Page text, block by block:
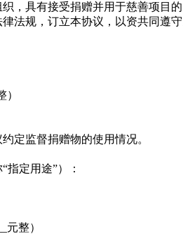
，具有接受捐赠并用于慈善项目
法规，订立本协议，以资共同遵守
定监督捐赠物的使用情况。
定用途”）：
元整）